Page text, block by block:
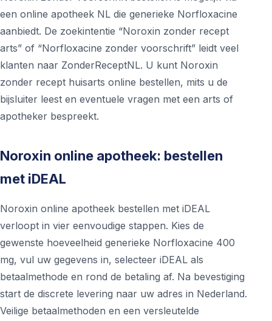
een online apotheek NL die generieke Norfloxacine
aanbiedt. De zoekintentie “Noroxin zonder recept
arts” of “Norfloxacine zonder voorschrift” leidt veel
klanten naar ZonderReceptNL. U kunt Noroxin
zonder recept huisarts online bestellen, mits u de
bijsluiter leest en eventuele vragen met een arts of
apotheker bespreekt.
Noroxin online apotheek: bestellen
met iDEAL
Noroxin online apotheek bestellen met iDEAL
verloopt in vier eenvoudige stappen. Kies de
gewenste hoeveelheid generieke Norfloxacine 400
mg, vul uw gegevens in, selecteer iDEAL als
betaalmethode en rond de betaling af. Na bevestiging
start de discrete levering naar uw adres in Nederland.
Veilige betaalmethoden en een versleutelde